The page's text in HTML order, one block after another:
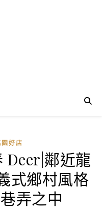
園好店
Deer|鄰近龍
式鄉村風格
弄之中